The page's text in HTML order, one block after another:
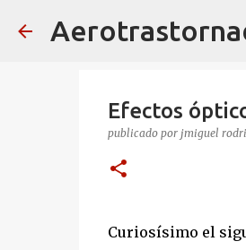
Efectos
publicado por jmiguel
Curiosísimo el